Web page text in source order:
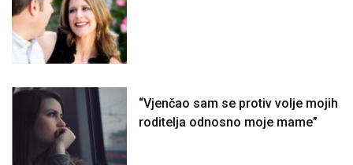
“Vjenčao sam se protiv volje mojih
roditelja odnosno moje mame”